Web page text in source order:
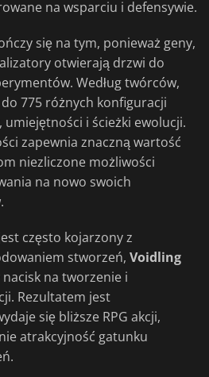
na wsparciu i defensywie.
się na tym, ponieważ geny,
otwierają drzwi do
Według twórców,
775 różnych konfiguracji
umiejętności i ścieżki ewolucji.
zapewnia znaczną wartość
niezliczone możliwości
na nowo swoich
często kojarzony z
stworzeń, Voidling
nacisk na tworzenie i
Rezultatem jest
się bliższe RPG akcji,
atrakcyjność gatunku